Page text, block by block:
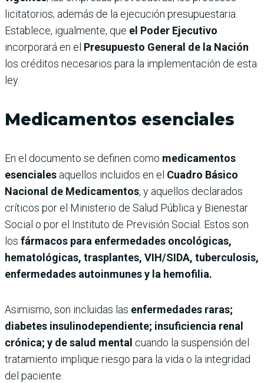
licitatorios; además de la ejecución presupuestaria.
Establece, igualmente, que el Poder Ejecutivo
incorporará en el Presupuesto General de la Nación
los créditos necesarios para la implementación de esta
ley.
Medicamentos esenciales
En el documento se definen como medicamentos
esenciales aquellos incluidos en el Cuadro Básico
Nacional de Medicamentos, y aquellos declarados
críticos por el Ministerio de Salud Pública y Bienestar
Social o por el Instituto de Previsión Social. Estos son
los fármacos para enfermedades oncológicas,
hematológicas, trasplantes, VIH/SIDA, tuberculosis,
enfermedades autoinmunes y la hemofilia.
Asimismo, son incluidas las enfermedades raras;
diabetes insulinodependiente; insuficiencia renal
crónica; y de salud mental cuando la suspensión del
tratamiento implique riesgo para la vida o la integridad
del paciente.